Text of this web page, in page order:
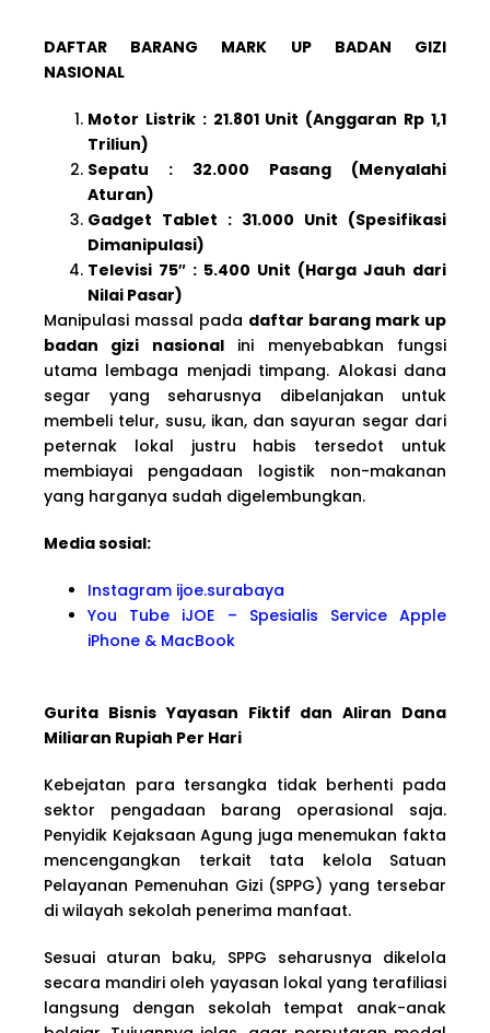
DAFTAR BARANG MARK UP BADAN GIZI
NASIONAL
Motor Listrik : 21.801 Unit (Anggaran Rp 1,1
Triliun)
Sepatu : 32.000 Pasang (Menyalahi
Aturan)
Gadget Tablet : 31.000 Unit (Spesifikasi
Dimanipulasi)
Televisi 75″ : 5.400 Unit (Harga Jauh dari
Nilai Pasar)
Manipulasi massal pada daftar barang mark up
badan gizi nasionalini menyebabkan fungsi
utama lembaga menjadi timpang. Alokasi dana
segar yang seharusnya dibelanjakan untuk
membeli telur, susu, ikan, dan sayuran segar dari
peternak lokal justru habis tersedot untuk
membiayai pengadaan logistik non-makanan
yang harganya sudah digelembungkan.
Media sosial:
Instagram ijoe.surabaya
You Tube iJOE – Spesialis Service Apple
iPhone & MacBook
Gurita Bisnis Yayasan Fiktif dan Aliran Dana
Miliaran Rupiah Per Hari
Kebejatan para tersangka tidak berhenti pada
sektor pengadaan barang operasional saja.
Penyidik Kejaksaan Agung juga menemukan fakta
mencengangkan terkait tata kelola Satuan
Pelayanan Pemenuhan Gizi (SPPG) yang tersebar
di wilayah sekolah penerima manfaat.
Sesuai aturan baku, SPPG seharusnya dikelola
secara mandiri oleh yayasan lokal yang terafiliasi
langsung dengan sekolah tempat anak-anak